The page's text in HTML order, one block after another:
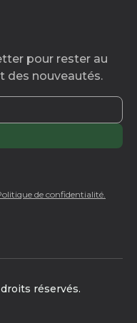
pour rester au
des nouveautés.
de confidentialité.
réservés.